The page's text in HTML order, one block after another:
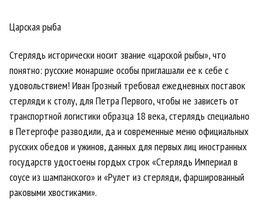
Царская рыба
Стерлядь исторически носит звание «царской рыбы», что
понятно: русские монаршие особы приглашали ее к себе с
удовольствием! Иван Грозный требовал ежедневных поставок
стерляди к столу, для Петра Первого, чтобы не зависеть от
транспортной логистики образца 18 века, стерлядь специально
в Петергофе разводили, да и современные меню официальных
русских обедов и ужинов, данных для первых лиц иностранных
государств удостоены гордых строк «Стерлядь Империал в
соусе из шампанского» и «Рулет из стерляди, фаршированный
раковыми хвостиками».